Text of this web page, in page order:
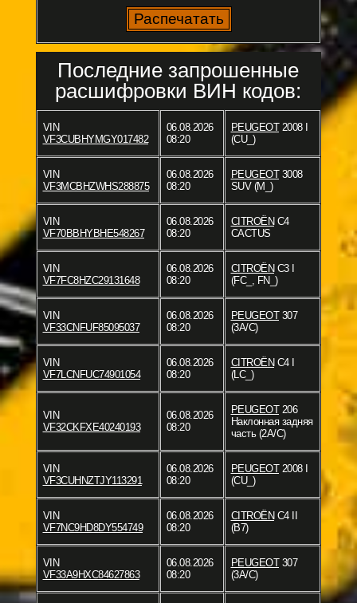
Последние запрошенные
расшифровки ВИН кодов:
VIN
VF3CUBHYMGY017482
06.08.2026
08:20
PEUGEOT2008 I
(CU_)
VIN
VF3MCBHZWHS288875
06.08.2026
08:20
PEUGEOT3008
SUV (M_)
VIN
VF70BBHYBHE548267
06.08.2026
08:20
CITROËN C4
CACTUS
VIN
VF7FC8HZC29131648
06.08.2026
08:20
CITROËN C3 I
(FC_, FN_)
VIN
VF33CNFUF85095037
06.08.2026
08:20
PEUGEOT307
(3A/C)
VIN
VF7LCNFUC74901054
06.08.2026
08:20
CITROËN C4 I
(LC_)
VIN
VF32CKFXE40240193
06.08.2026
08:20
PEUGEOT206
Наклонная задняя
часть (2A/C)
VIN
VF3CUHNZTJY113291
06.08.2026
08:20
PEUGEOT2008 I
(CU_)
VIN
VF7NC9HD8DY554749
06.08.2026
08:20
CITROËN C4 II
(B7)
VIN
VF33A9HXC84627863
06.08.2026
08:20
PEUGEOT307
(3A/C)